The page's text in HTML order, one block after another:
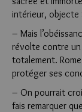
intérieur, objecte
– Mais
révolte contre un
totalement.
protéger ses
– On pourrait
fais remarquer